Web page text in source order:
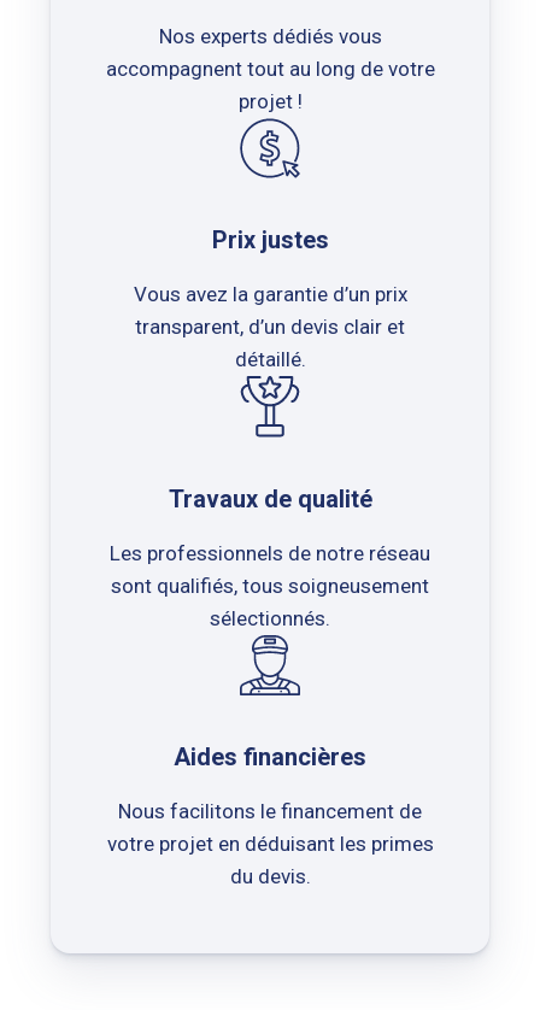
Nos experts dédiés vous
accompagnent tout au long de votre
projet !
Prix justes
Vous avez la garantie d’un prix
transparent, d’un devis clair et
détaillé.
Travaux de qualité
Les professionnels de notre réseau
sont qualifiés, tous soigneusement
sélectionnés.
Aides financières
Nous facilitons le financement de
votre projet en déduisant les primes
du devis.